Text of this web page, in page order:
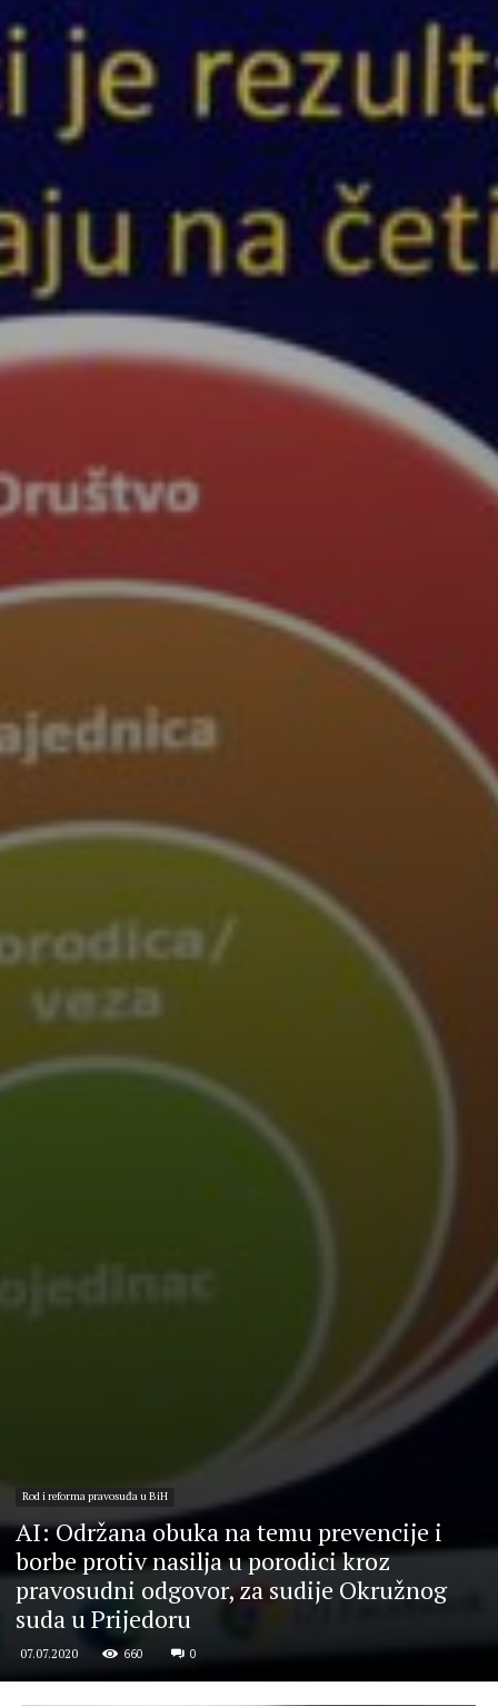
Rod i reforma pravosuđa u BiH
AI: Održana obuka na temu prevencije i
borbe protiv nasilja u porodici kroz
pravosudni odgovor, za sudije Okružnog
suda u Prijedoru
07.07.2020 660 0